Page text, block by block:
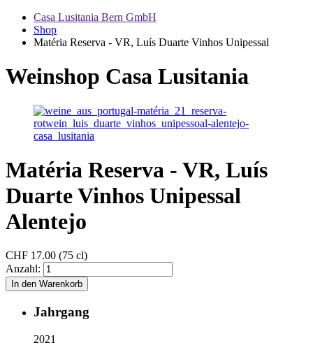
Casa Lusitania Bern GmbH
Shop
Matéria Reserva - VR, Luís Duarte Vinhos Unipessal
Weinshop Casa Lusitania
Matéria Reserva - VR, Luís
Duarte Vinhos Unipessal
Alentejo
CHF 17.00 (75 cl)
Anzahl:
Jahrgang
2021